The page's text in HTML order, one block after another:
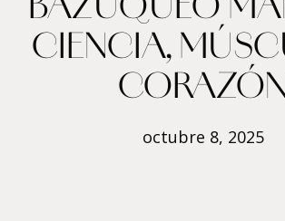
CIENCIA,
CORAZÓN
octubre 8, 2025